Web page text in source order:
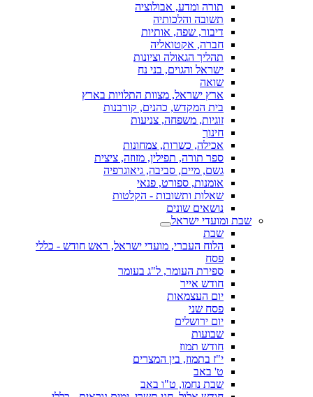
תורה ומדע, אבולוציה
תשובה והלכותיה
דיבור, שפה, אותיות
חברה, אקטואליה
תהליך הגאולה וציונות
ישראל והגוים, בני נח
שואה
ארץ ישראל, מצוות התלויות בארץ
בית המקדש, כהנים, קורבנות
זוגיות, משפחה, צניעות
חינוך
אכילה, כשרות, צמחונות
ספר תורה, תפילין, מזוזה, ציצית
גשם, מיים, סביבה, גיאוגרפיה
אומנות, ספורט, פנאי
שאלות ותשובות - הקלטות
נושאים שונים
שבת ומועדי ישראל
שבת
הלוח העברי, מועדי ישראל, ראש חודש - כללי
פסח
ספירת העומר, ל"ג בעומר
חודש אייר
יום העצמאות
פסח שני
יום ירושלים
שבועות
חודש תמוז
י"ז בתמוז, בין המצרים
ט' באב
שבת נחמו, ט"ו באב